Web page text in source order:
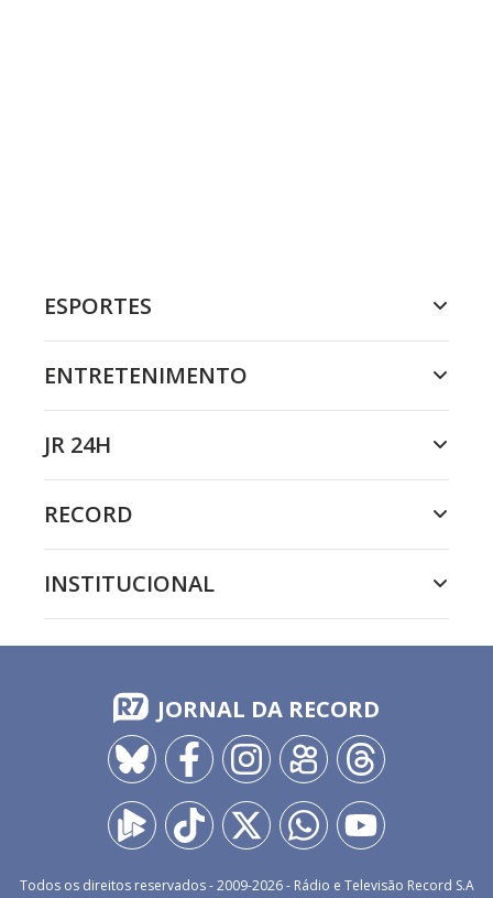
ESPORTES
ENTRETENIMENTO
JR 24H
RECORD
INSTITUCIONAL
JORNAL DA RECORD
Todos os direitos reservados - 2009-2026- Rádio e Televisão Record S.A